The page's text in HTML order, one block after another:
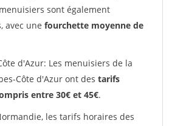
sont également
avec une fourchette moyenne de
d'Azur: Les menuisiers de la
Côte d'Azur ont des tarifs
entre 30€ et 45€.
les tarifs horaires des